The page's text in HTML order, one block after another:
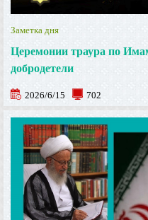
Заметка дня
Церемонии траура по
добродетели
2026/6/15 702